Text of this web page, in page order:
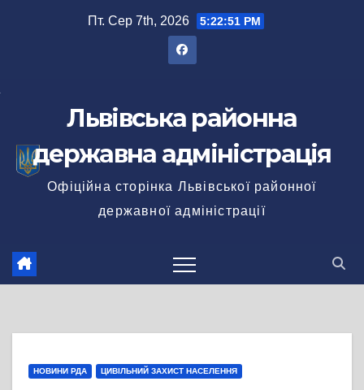
Пт. Сер 7th, 2026 5:22:51 PM
Львівська районна
державна адміністрація
Офіційна сторінка Львівської районної
державної адміністрації
НОВИНИ РДА ЦИВІЛЬНИЙ ЗАХИСТ НАСЕЛЕННЯ